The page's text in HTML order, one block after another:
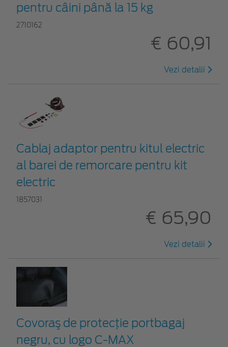
pentru câini până la 15 kg
2710162
€ 60,91
Vezi detalii
Cablaj adaptor pentru kitul electric
al barei de remorcare pentru kit
electric
1857031
€ 65,90
Vezi detalii
Covoraş de protecţie portbagaj
negru, cu logo C-MAX